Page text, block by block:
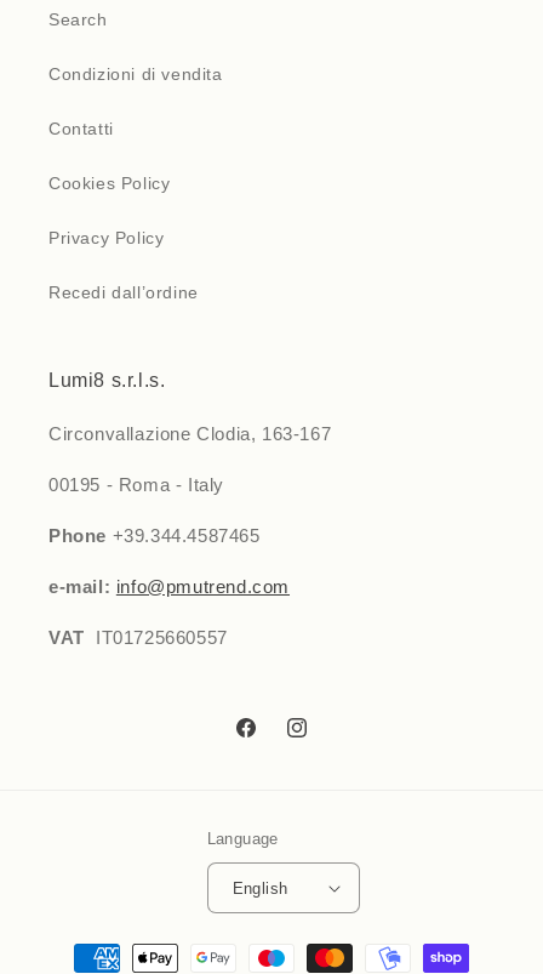
Search
Condizioni di vendita
Contatti
Cookies Policy
Privacy Policy
Recedi dall’ordine
Lumi8 s.r.l.s.
Circonvallazione Clodia, 163-167
00195 - Roma - Italy
Phone +39.344.4587465
e-mail: info@pmutrend.com
VAT IT01725660557
FacebookInstagram
Language
English
Payment